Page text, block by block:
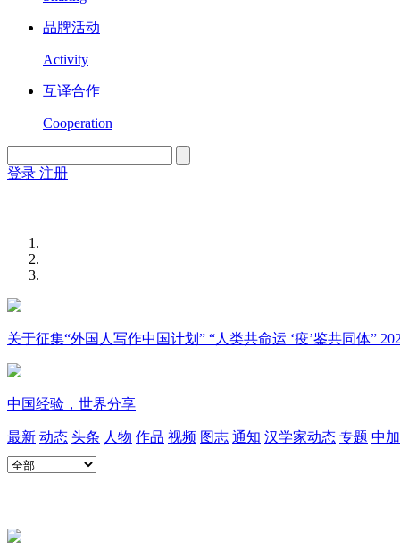
品牌活动
Activity
互译合作
Cooperation
登录 注册
关于征集“外国人写作中国计划” “人类共命运 ‘疫’鉴共同体”
中国经验，世界分享
最新 动态 头条 人物 作品 视频 图志 通知 汉学家动态 专题 中